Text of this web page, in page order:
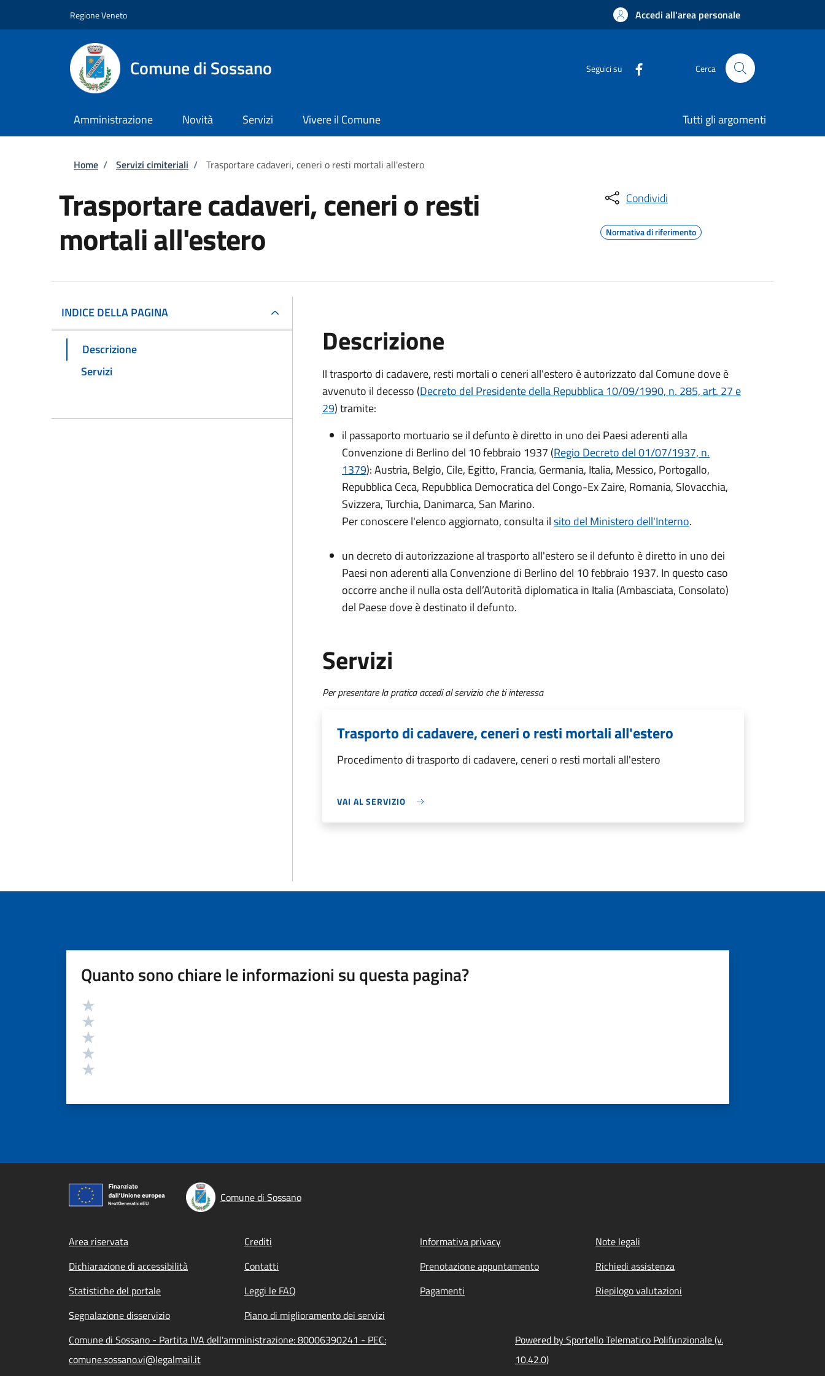
Regione Veneto Accedi all'area personale
Comune di Sossano Seguici su Cerca
Amministrazione Novità Servizi Vivere il Comune Tutti gli argomenti
Briciole di pane
Home / Servizi cimiteriali / Trasportare cadaveri, ceneri o resti mortali all'estero
Trasportare cadaveri, ceneri o resti
mortali all'estero
Condividi
Normativa di riferimento
INDICE DELLA PAGINA
Descrizione
Servizi
Descrizione
Il trasporto di cadavere, resti mortali o ceneri all'estero è autorizzato dal Comune dove è
avvenuto il decesso (Decreto del Presidente della Repubblica 10/09/1990, n. 285, art. 27 e
29) tramite:
il passaporto mortuario se il defunto è diretto in uno dei Paesi aderenti alla
Convenzione di Berlino del 10 febbraio 1937 (Regio Decreto del 01/07/1937, n.
1379): Austria, Belgio, Cile, Egitto, Francia, Germania, Italia, Messico, Portogallo,
Repubblica Ceca, Repubblica Democratica del Congo-Ex Zaire, Romania, Slovacchia,
Svizzera, Turchia, Danimarca, San Marino.
Per conoscere l'elenco aggiornato, consulta ilsito del Ministero dell'Interno.
un decreto di autorizzazione al trasporto all'estero se il defunto è diretto in uno dei
Paesi non aderenti alla Convenzione di Berlino del 10 febbraio 1937. In questo caso
occorre anche il nulla osta dell’Autorità diplomatica in Italia (Ambasciata, Consolato)
del Paese dove è destinato il defunto.
Servizi
Per presentare la pratica accedi al servizio che ti interessa
Trasporto di cadavere, ceneri o resti mortali all'estero
Procedimento di trasporto di cadavere, ceneri o resti mortali all'estero
VAI AL SERVIZIO
Quanto sono chiare le informazioni su questa pagina?
Valutazione
Comune di Sossano
Footer menu
Area riservata Crediti Informativa privacy
Note legali
Dichiarazione di accessibilità
Contatti Prenotazione appuntamento
Richiedi assistenza
Statistiche del portale
Leggi le FAQ Pagamenti
Riepilogo valutazioni
Segnalazione disservizio
Piano di miglioramento dei servizi
Comune di Sossano - Partita IVA dell'amministrazione: 80006390241 - PEC:
comune.sossano.vi@legalmail.it
Powered by Sportello Telematico Polifunzionale (v.
10.42.0)